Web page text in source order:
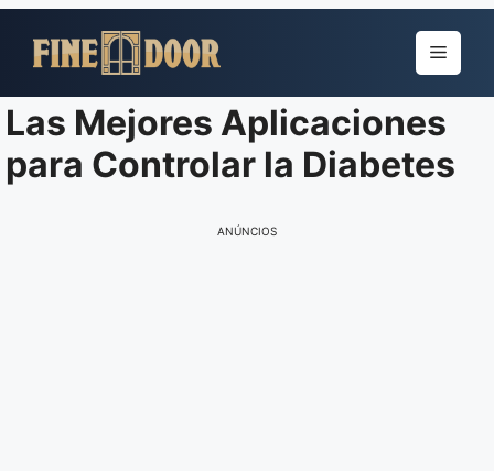
para
conteúdo
Menu
Las Mejores Aplicaciones
para Controlar la Diabetes
ANÚNCIOS